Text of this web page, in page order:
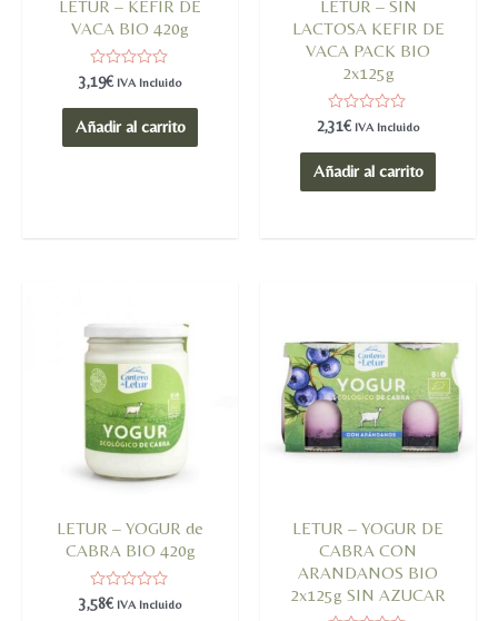
LETUR – KEFIR DE
VACA BIO 420g
Valorado
en
0
de
5
3,19€ IVA Incluido
Añadir al carrito
LETUR – SIN
LACTOSA KEFIR DE
VACA PACK BIO
2x125g
Valorado
en
0
de
5
2,31€ IVA Incluido
Añadir al carrito
LETUR – YOGUR de
CABRA BIO 420g
Valorado
en
3,58€ IVA Incluido
LETUR – YOGUR DE
CABRA CON
ARANDANOS BIO
2x125g SIN AZUCAR